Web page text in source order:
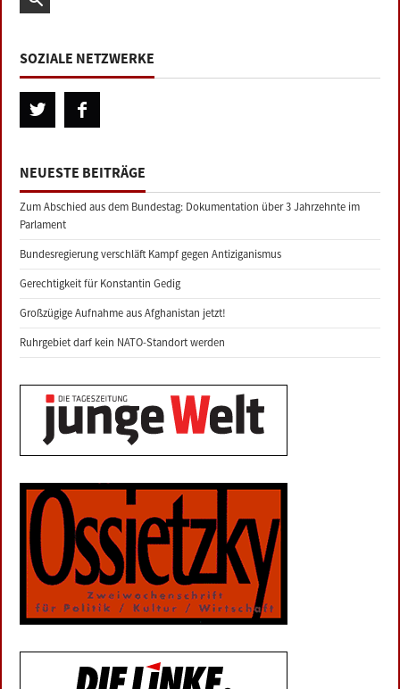
SOZIALE NETZWERKE
NEUESTE BEITRÄGE
Zum Abschied aus dem Bundestag: Dokumentation über 3 Jahrzehnte im
Parlament
Bundesregierung verschläft Kampf gegen Antiziganismus
Gerechtigkeit für Konstantin Gedig
Großzügige Aufnahme aus Afghanistan jetzt!
Ruhrgebiet darf kein NATO-Standort werden